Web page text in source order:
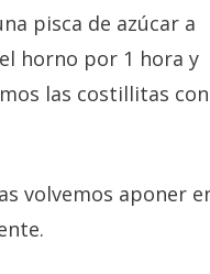
pisca de azúcar a
horno por 1 hora y
las costillitas con
volvemos aponer